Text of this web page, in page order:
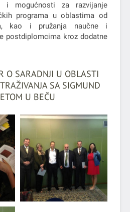
i mogućnosti za razvijanje
programa u oblastima od
kao i pružanja naučne i
postdiplomcima kroz dodatne
O SARADNJI U OBLASTI
SA SIGMUND
U BEČU